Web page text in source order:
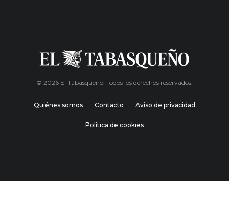
© 2026 El Tabasqueño. Todos los derechos reservados.
Quiénes somos Contacto Aviso de privacidad
Política de cookies